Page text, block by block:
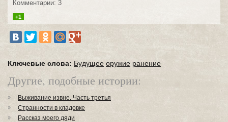
Комментарии: 3
+1
Ключевые слова: Будущее оружие ранение
Другие, подобные истории:
Выживание извне. Часть третья
Странности в кладовке
Рассказ моего дяди